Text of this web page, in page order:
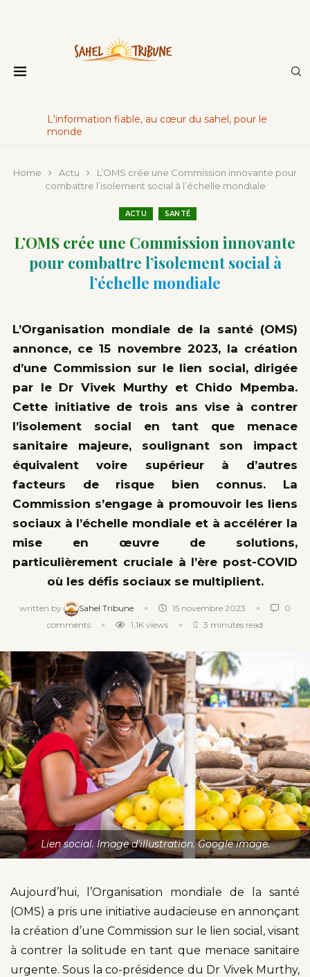
L'information fiable, au cœur du sahel, pour le
monde
Home Actu
L’OMS crée une Commission innovante pour
combattre l’isolement social à l’échelle mondiale
ACTU SANTÉ
L’OMS crée une Commission innovante
pour combattre l’isolement social à
l’échelle mondiale
L’Organisation mondiale de la santé (OMS)
annonce, ce 15 novembre 2023, la création
d’une Commission sur le lien social, dirigée
par le Dr Vivek Murthy et Chido Mpemba.
Cette initiative de trois ans vise à contrer
l’isolement social en tant que menace
sanitaire majeure, soulignant son impact
équivalent voire supérieur à d’autres
facteurs de risque bien connus. La
Commission s’engage à promouvoir les liens
sociaux à l’échelle mondiale et à accélérer la
mise en œuvre de solutions,
particulièrement cruciale à l’ère post-COVID
où les défis sociaux se multiplient.
written by Sahel Tribune 15 novembre 2023
0
comments
1,1K views 3 minutes read
Lien social. Image d'illustration. Google image.
Aujourd’hui, l’Organisation mondiale de la santé
(OMS) a pris une initiative audacieuse en annonçant
la création d’une Commission sur le lien social, visant
à contrer la solitude en tant que menace sanitaire
urgente. Sous la co-présidence du Dr Vivek Murthy,